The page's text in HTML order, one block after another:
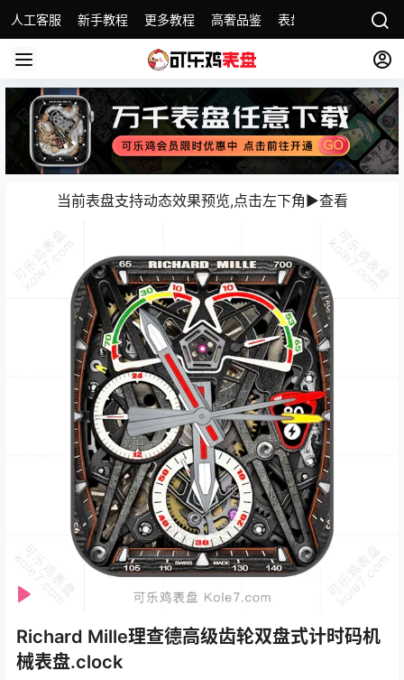
人工客服 新手教程 更多教程 高奢品鉴 表盘精选 名表故事
当前表盘支持动态效果预览,点击左下角▶️查看️
Richard Mille理查德高级齿轮双盘式计时码机
械表盘.clock